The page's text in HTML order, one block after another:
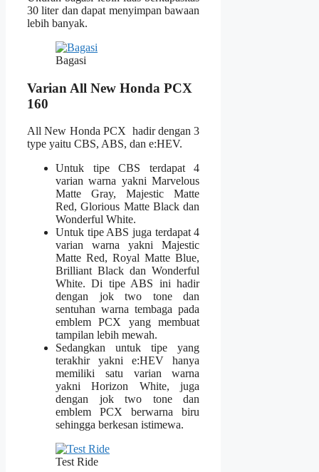
30 liter dan dapat menyimpan bawaan
lebih banyak.
Bagasi
Varian All New Honda PCX
160
All New Honda PCX hadir dengan 3
type yaitu CBS, ABS, dan e:HEV.
Untuk tipe CBS terdapat 4
varian warna yakni Marvelous
Matte Gray, Majestic Matte
Red, Glorious Matte Black dan
Wonderful White.
Untuk tipe ABS juga terdapat 4
varian warna yakni Majestic
Matte Red, Royal Matte Blue,
Brilliant Black dan Wonderful
White. Di tipe ABS ini hadir
dengan jok two tone dan
sentuhan warna tembaga pada
emblem PCX yang membuat
tampilan lebih mewah.
Sedangkan untuk tipe yang
terakhir yakni e:HEV hanya
memiliki satu varian warna
yakni Horizon White, juga
dengan jok two tone dan
emblem PCX berwarna biru
sehingga berkesan istimewa.
Test Ride